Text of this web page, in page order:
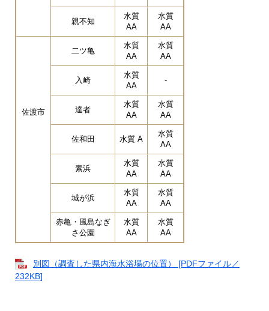
親不知
水質
AA
水質
AA
佐渡市
二ツ亀
水質
AA
水質
AA
入崎
水質
AA
-
達者
水質
AA
水質
AA
佐和田 水質 A
水質
AA
素浜
水質
AA
水質
AA
城が浜
水質
AA
水質
AA
赤亀・風島なぎ
さ公園
水質
AA
水質
AA
別図（調査した県内海水浴場の位置） [PDFファイル／
232KB]